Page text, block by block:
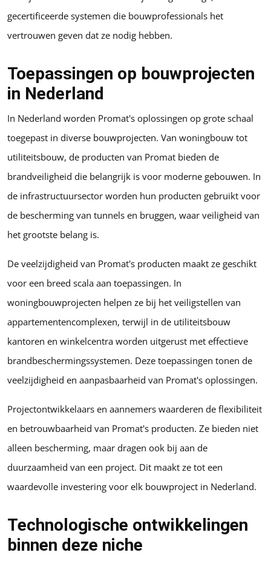
gecertificeerde systemen die bouwprofessionals het
vertrouwen geven dat ze nodig hebben.
Toepassingen op bouwprojecten
in Nederland
In Nederland worden Promat's oplossingen op grote schaal
toegepast in diverse bouwprojecten. Van woningbouw tot
utiliteitsbouw, de producten van Promat bieden de
brandveiligheid die belangrijk is voor moderne gebouwen. In
de infrastructuursector worden hun producten gebruikt voor
de bescherming van tunnels en bruggen, waar veiligheid van
het grootste belang is.
De veelzijdigheid van Promat's producten maakt ze geschikt
voor een breed scala aan toepassingen. In
woningbouwprojecten helpen ze bij het veiligstellen van
appartementencomplexen, terwijl in de utiliteitsbouw
kantoren en winkelcentra worden uitgerust met effectieve
brandbeschermingssystemen. Deze toepassingen tonen de
veelzijdigheid en aanpasbaarheid van Promat's oplossingen.
Projectontwikkelaars en aannemers waarderen de flexibiliteit
en betrouwbaarheid van Promat's producten. Ze bieden niet
alleen bescherming, maar dragen ook bij aan de
duurzaamheid van een project. Dit maakt ze tot een
waardevolle investering voor elk bouwproject in Nederland.
Technologische ontwikkelingen
binnen deze niche